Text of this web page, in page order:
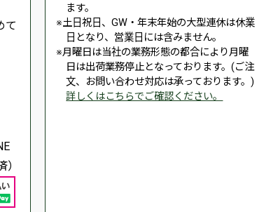
て
ます。
土日祝日、GW・年末年始の大型連休は休業
日となり、営業日には含みません。
月曜日は当社の業務形態の都合により月曜
日は出荷業務停止となっております。(ご注
文、お問い合わせ対応は承っております。)
詳しくはこちらでご確認ください。